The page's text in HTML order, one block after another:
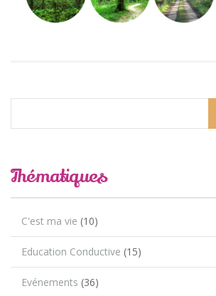
Thématiques
C'est ma vie (10)
Education Conductive (15)
Evénements (36)